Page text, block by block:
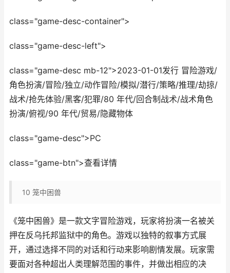
class="game-desc-container">
class="game-desc-left">
class="game-desc mb-12">2023-01-01发行 冒险游戏/
角色扮演/冒险/独立/动作冒险/模拟/潜行/策略/推理/劫掠/
战术/抢先体验/黑客/犯罪/80 年代/回合制战术/战术角色
扮演/俯视/90 年代/贸易/隐藏物体
class="game-desc">PC
class="game-btn">查看详情
10 笼中困兽
《笼中困兽》是一款文字冒险游戏，玩家将扮演一名被关
押在反乌托邦监狱中的角色。游戏以独特的叙事方式展
开，通过选择不同的对话和行动来影响剧情发展。玩家需
要面对各种超出人类理解范围的事件，并做出相应的决